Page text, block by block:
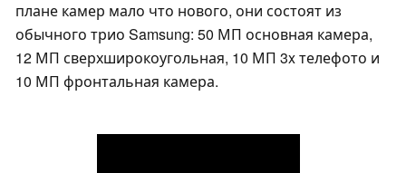
плане камер мало что нового, они состоят из
обычного трио Samsung: 50 МП основная камера,
12 МП сверхширокоугольная, 10 МП 3x телефото и
10 МП фронтальная камера.